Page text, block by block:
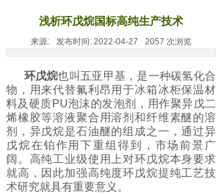
浅析环戊烷国标高纯生产技术
来源: 发布时间: 2022-04-27 2057 次浏览
环戊烷也叫五亚甲基，是一种碳氢化合
物，用来代替氟利昂用于冰箱冰柜保温材
料及硬质PU泡沫的发泡剂，用作聚异戊二
烯橡胶等溶液聚合用溶剂和纤维素醚的溶
剂，异戊烷是石油醚的组成之一，通过异
戊烷在铂作用下重组得到，市场前景广
阔。高纯工业级使用上对环戊烷本身要求
就高，因此加强高纯度环戊烷提纯工艺技
术研究就具有重要意义。